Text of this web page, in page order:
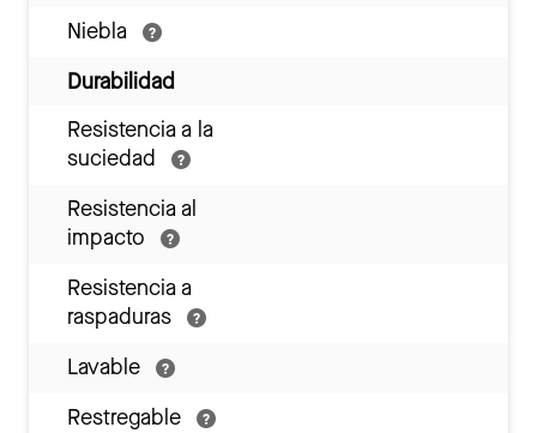
Niebla
Durabilidad
Resistencia a la
suciedad
Resistencia al
impacto
Resistencia a
raspaduras
Lavable
Restregable